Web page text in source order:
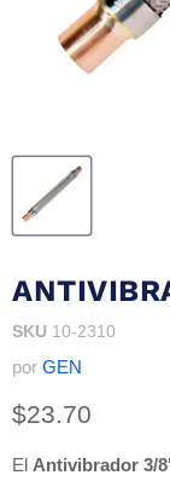
SKU 10-2310
por GEN
Precio actual
$23.70
El Antivibrador 3/